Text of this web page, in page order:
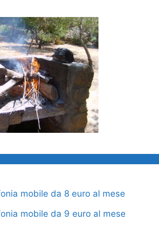
mobile da 8 euro al mese
mobile da 9 euro al mese